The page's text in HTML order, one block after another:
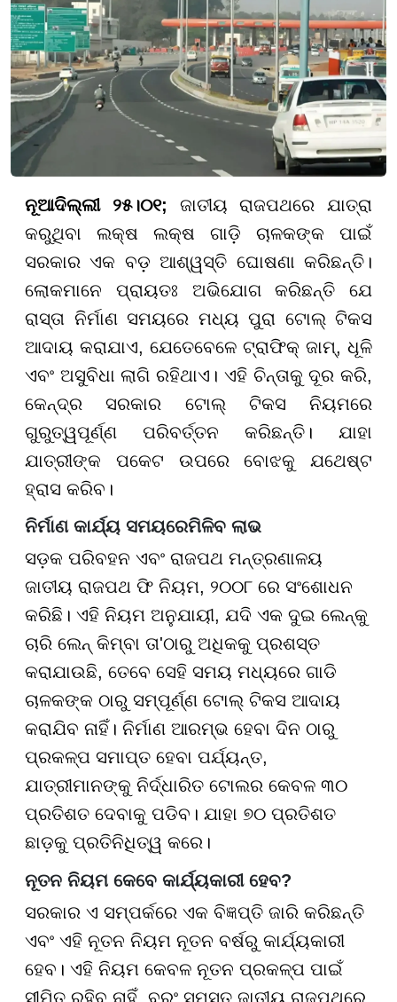
ନୂଆଦିଲ୍ଲୀ ୨୫।୦୧; ଜାତୀୟ ରାଜପଥରେ ଯାତ୍ରା
କରୁଥିବା ଲକ୍ଷ ଲକ୍ଷ ଗାଡ଼ି ଚାଳକଙ୍କ ପାଇଁ
ସରକାର ଏକ ବଡ଼ ଆଶ୍ୱସ୍ତି ଘୋଷଣା କରିଛନ୍ତି।
ଲୋକମାନେ ପ୍ରାୟତଃ ଅଭିଯୋଗ କରିଛନ୍ତି ଯେ
ରାସ୍ତା ନିର୍ମାଣ ସମୟରେ ମଧ୍ୟ ପୁରା ଟୋଲ୍ ଟିକସ
ଆଦାୟ କରାଯାଏ, ଯେତେବେଳେ ଟ୍ରାଫିକ୍ ଜାମ୍, ଧୂଳି
ଏବଂ ଅସୁବିଧା ଲାଗି ରହିଥାଏ। ଏହି ଚିନ୍ତାକୁ ଦୂର କରି,
କେନ୍ଦ୍ର ସରକାର ଟୋଲ୍ ଟିକସ ନିୟମରେ
ଗୁରୁତ୍ୱପୂର୍ଣ୍ଣ ପରିବର୍ତ୍ତନ କରିଛନ୍ତି। ଯାହା
ଯାତ୍ରୀଙ୍କ ପକେଟ ଉପରେ ବୋଝକୁ ଯଥେଷ୍ଟ
ହ୍ରାସ କରିବ।
ନିର୍ମାଣ କାର୍ଯ୍ୟ ସମୟରେମିଳିବ ଲାଭ
ସଡ଼କ ପରିବହନ ଏବଂ ରାଜପଥ ମନ୍ତ୍ରଣାଳୟ
ଜାତୀୟ ରାଜପଥ ଫି ନିୟମ, ୨୦୦୮ ରେ ସଂଶୋଧନ
କରିଛି। ଏହି ନିୟମ ଅନୁଯାୟୀ, ଯଦି ଏକ ଦୁଇ ଲେନ୍କୁ
ଚାରି ଲେନ୍ କିମ୍ବା ତା'ଠାରୁ ଅଧିକକୁ ପ୍ରଶସ୍ତ
କରାଯାଉଛି, ତେବେ ସେହି ସମୟ ମଧ୍ୟରେ ଗାଡି
ଚାଳକଙ୍କ ଠାରୁ ସମ୍ପୂର୍ଣ୍ଣ ଟୋଲ୍ ଟିକସ ଆଦାୟ
କରାଯିବ ନାହିଁ। ନିର୍ମାଣ ଆରମ୍ଭ ହେବା ଦିନ ଠାରୁ
ପ୍ରକଳ୍ପ ସମାପ୍ତ ହେବା ପର୍ଯ୍ୟନ୍ତ,
ଯାତ୍ରୀମାନଙ୍କୁ ନିର୍ଦ୍ଧାରିତ ଟୋଲର କେବଳ ୩୦
ପ୍ରତିଶତ ଦେବାକୁ ପଡିବ। ଯାହା ୭୦ ପ୍ରତିଶତ
ଛାଡ଼କୁ ପ୍ରତିନିଧିତ୍ୱ କରେ।
ନୂତନ ନିୟମ କେବେ କାର୍ଯ୍ୟକାରୀ ହେବ?
ସରକାର ଏ ସମ୍ପର୍କରେ ଏକ ବିଜ୍ଞପ୍ତି ଜାରି କରିଛନ୍ତି
ଏବଂ ଏହି ନୂତନ ନିୟମ ନୂତନ ବର୍ଷରୁ କାର୍ଯ୍ୟକାରୀ
ହେବ। ଏହି ନିୟମ କେବଳ ନୂତନ ପ୍ରକଳ୍ପ ପାଇଁ
ସୀମିତ ରହିବ ନାହିଁ, ବରଂ ସମସ୍ତ ଜାତୀୟ ରାଜପଥରେ